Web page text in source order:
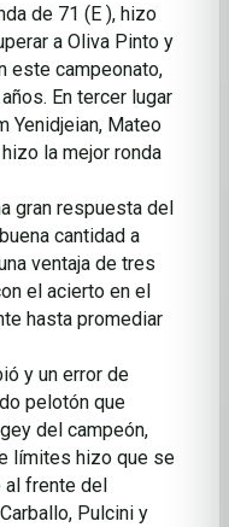
de 71 (E ), hizo
a Oliva Pinto y
este campeonato,
En tercer lugar
Yenidjeian, Mateo
la mejor ronda
gran respuesta del
cantidad a
ventaja de tres
el acierto en el
hasta promediar
y un error de
pelotón que
del campeón,
límites hizo que se
al frente del
Pulcini y